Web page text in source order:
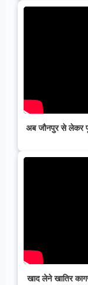
अब जौनपुर से लेकर
खाद लेने खातिर